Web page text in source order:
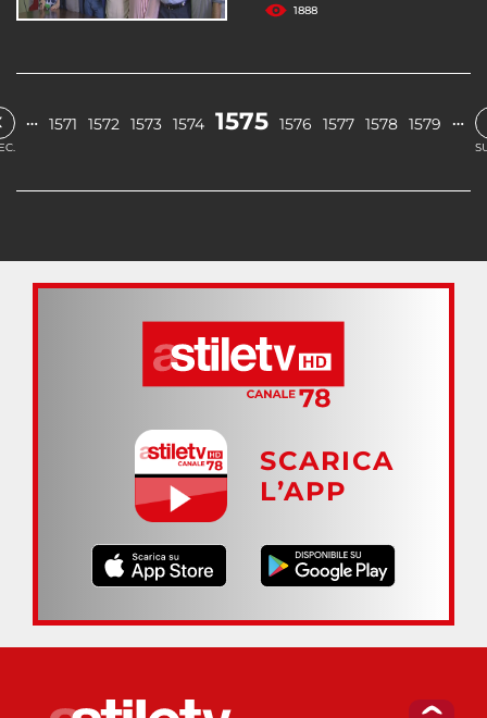
1888
… 1571 1572 1573 1574 1575 1576 1577 1578 1579 …
SCARICA
L’APP